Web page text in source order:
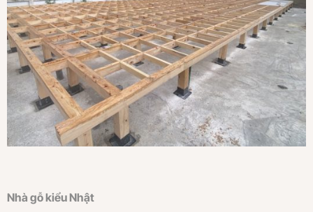
Nhà gỗ kiểu Nhật